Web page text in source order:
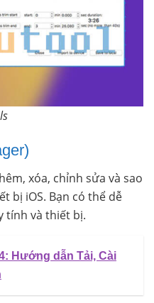
xóa, chỉnh sửa và sao
bị iOS. Bạn có thể dễ
tính và thiết bị.
Hướng dẫn Tải, Cài